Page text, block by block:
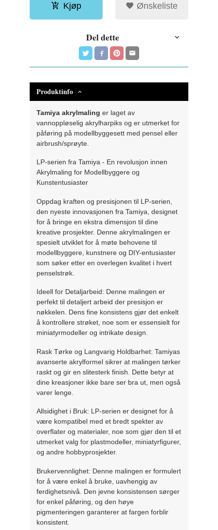
Kjøp Ønskeliste
Del dette
Produktinfo
Tamiya akrylmaling er laget av
vannoppløselig akrylharpiks og er utmerket for
påføring på modellbyggesett med pensel eller
airbrush/sprøyte.
LP-serien fra Tamiya - En revolusjon innen
Akrylmaling for Modellbyggere og
Kunstentusiaster
Oppdag kraften og presisjonen til LP-serien,
den nyeste innovasjonen fra Tamiya, designet
for å bringe en ekstra dimensjon til dine
kreative prosjekter. Denne akrylmalingen er
spesielt utviklet for å møte behovene til
modellbyggere, kunstnere og DIY-entusiaster
som søker etter en overlegen kvalitet i hvert
penselstrøk.
Ideell for Detaljarbeid: Denne malingen er
perfekt til detaljert arbeid der presisjon er
nøkkelen. Dens fine konsistens gjør det enkelt
å kontrollere strøket, noe som er essensielt for
miniatyrmodeller og intrikate design.
Rask Tørke og Langvarig Holdbarhet: Tamiyas
avanserte akrylformel sikrer at malingen tørker
raskt og gir en slitesterk finish. Dette betyr at
dine kreasjoner ikke bare ser bra ut, men også
varer lenge.
Allsidighet i Bruk: LP-serien er designet for å
være kompatibel med et bredt spekter av
overflater og materialer, noe som gjør den til et
utmerket valg for plastmodeller, miniatyrfigurer,
og andre hobbyprosjekter.
Brukervennlighet: Denne malingen er formulert
for å være enkel å bruke, uavhengig av
ferdighetsnivå. Den jevne konsistensen sørger
for enkel påføring, og den høye
pigmenteringen garanterer at fargen forblir
konsistent.